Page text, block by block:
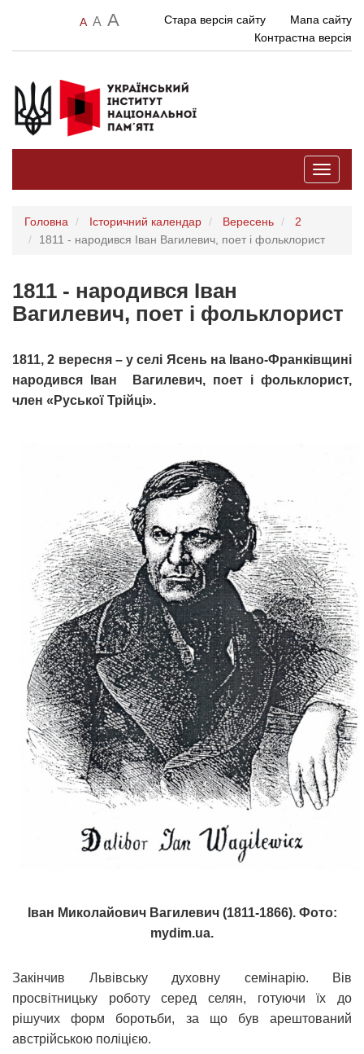
A A A Стара версія сайту
Мапа сайту
Контрастна версія
Toggle
Головна Історичний календар Вересень
2
1811 - народився Іван Вагилевич, поет і фольклорист
1811 - народився Іван
Вагилевич, поет і фольклорист
1811, 2 вересня – у селі Ясень на Івано-Франківщині
народився Іван Вагилевич, поет і фольклорист,
член «Руської Трійці».
Іван Миколайович Вагилевич (1811-1866). Фото:
mydim.ua.
Закінчив Львівську духовну семінарію. Вів
просвітницьку роботу серед селян, готуючи їх до
рішучих форм боротьби, за що був арештований
австрійською поліцією.